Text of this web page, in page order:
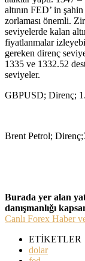
altının FED’ in
zorlaması önemli.
seviyelerde kalan
fiyatlanmalar
gereken direnç
1335 ve 1332.52
seviyeler.
GBPUSD; Direnç;
Brent Petrol;
Burada yer alan
danışmanlığı
Canlı Forex Haber
ETİKETLER
dolar